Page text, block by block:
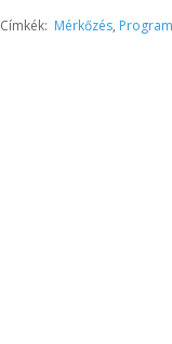
Címkék: Mérkőzés, Program